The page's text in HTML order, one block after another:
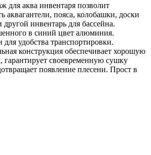
для аква инвентаря позволит
аквагантели, пояса, колобашки, доски
инвентарь для бассейна.
в синий цвет алюминия.
удобства транспортировки.
конструкция обеспечивает хорошую
гарантирует своевременную сушку
появление плесени. Прост в